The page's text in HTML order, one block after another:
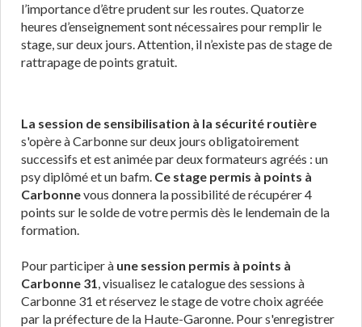
l’importance d’être prudent sur les routes. Quatorze
heures d’enseignement sont nécessaires pour remplir le
stage, sur deux jours. Attention, il n’existe pas de stage de
rattrapage de points gratuit.
La session de sensibilisation à la sécurité routière
s'opère à Carbonne sur deux jours obligatoirement
successifs et est animée par deux formateurs agréés : un
psy diplômé et un bafm. Ce stage permis à points à
Carbonnevous donnera la possibilité de récupérer 4
points sur le solde de votre permis dès le lendemain de la
formation.
Pour participer à une session permis à points à
Carbonne 31, visualisez le catalogue des sessions à
Carbonne 31 et réservez le stage de votre choix agréée
par la préfecture de la Haute-Garonne. Pour s'enregistrer